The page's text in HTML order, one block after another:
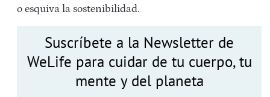
o esquiva la sostenibilidad.
Suscríbete a la Newsletter de
WeLife para cuidar de tu cuerpo, tu
mente y del planeta